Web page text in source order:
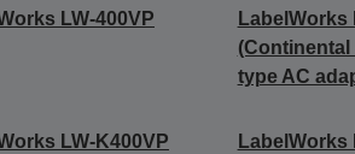
LW-400VP
LabelWorks
(Continental
type AC
LW-K400VP LabelWorks